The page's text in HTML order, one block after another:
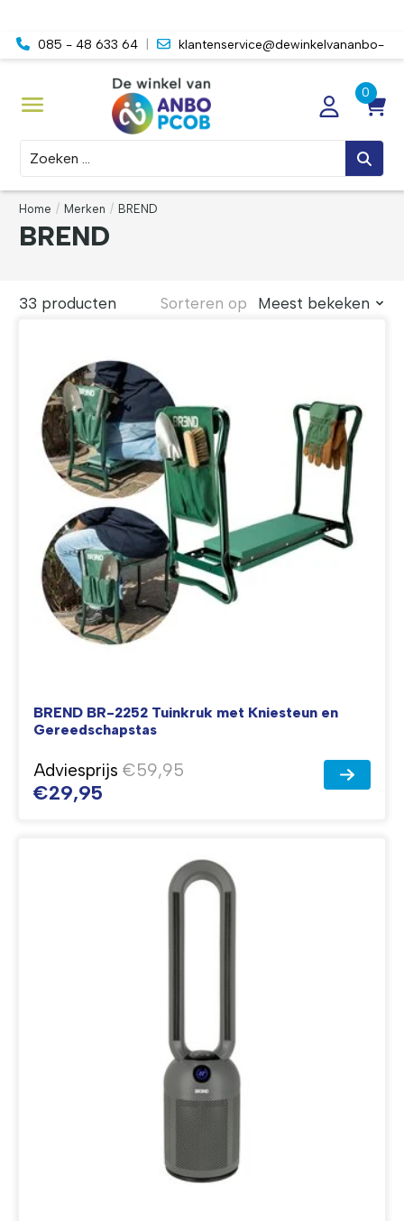
085 - 48 633 64
klantenservice@dewinkelvananbo-
Zoeken
Home / Merken / BREND
BREND
33 producten Sorteren op Meest bekeken
BREND BR-2252 Tuinkruk met Kniesteun en
Gereedschapstas
Adviesprijs €59,95
€29,95